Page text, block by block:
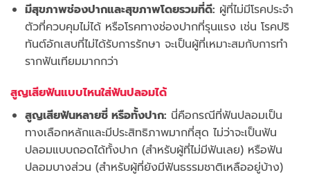
มีสุขภาพช่องปากและสุขภาพโดยรวมที่ดี: ผู้ที่ไม่มีโรคประจำ
ตัวที่ควบคุมไม่ได้ หรือโรคทางช่องปากที่รุนแรง เช่น โรคปริ
ทันต์อักเสบที่ไม่ได้รับการรักษา จะเป็นผู้ที่เหมาะสมกับการทำ
รากฟันเทียมมากกว่า
สูญเสียฟันแบบไหนใส่ฟันปลอมได้
สูญเสียฟันหลายซี่ หรือทั้งปาก: นี่คือกรณีที่ฟันปลอมเป็น
ทางเลือกหลักและมีประสิทธิภาพมากที่สุด ไม่ว่าจะเป็นฟัน
ปลอมแบบถอดได้ทั้งปาก (สำหรับผู้ที่ไม่มีฟันเลย) หรือฟัน
ปลอมบางส่วน (สำหรับผู้ที่ยังมีฟันธรรมชาติเหลืออยู่บ้าง)